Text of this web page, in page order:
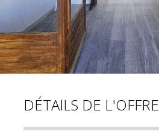
DÉTAILS DE L'OFFRE